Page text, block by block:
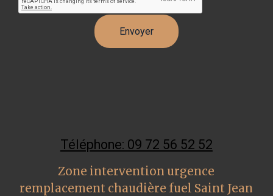
Téléphone: 09 72 56 52 52
Zone intervention urgence
remplacement chaudière fuel Saint Jean